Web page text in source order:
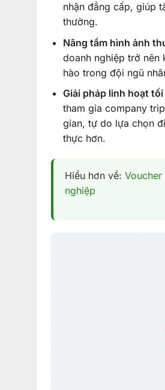
nhận đẳng cấp, giúp
thường.
Nâng tầm hình ảnh
doanh nghiệp trở nên
hào trong đội ngũ
Giải pháp linh hoạt
tham gia company
gian, tự do lựa chọn
thực hơn.
Hiểu hơn về:
nghiệp